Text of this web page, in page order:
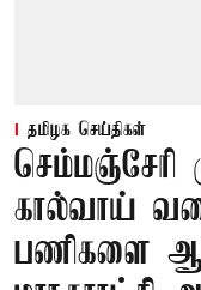
தமிழக செய்திகள்
செம்மஞ்சேரி
கால்வாய்
பணிகளை